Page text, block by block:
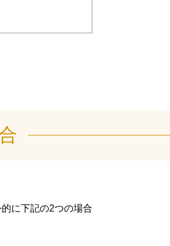
に下記の2つの場合